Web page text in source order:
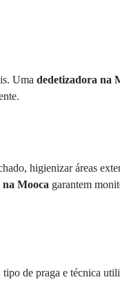
Uma dedetizadora na
higienizar áreas
Mooca garantem
de praga e técnica